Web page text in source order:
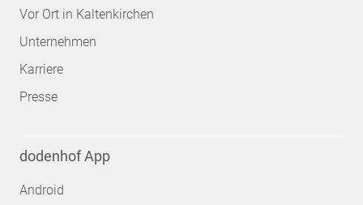
Vor Ort in Kaltenkirchen
Unternehmen
Karriere
Presse
dodenhof App
Android